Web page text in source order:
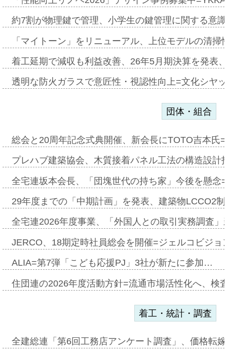
約7割が物理鍵で管理、小学生の鍵管理に関する意
「マイトーン」をリニューアル、上位モデルの清
着工延期で減収も利益改善、26年5月期決算を発表
透明な防火ガラスで意匠性・視認性向上=文化シヤ
団体・組合
総会と20周年記念式典開催、新会長にTOTO吉本氏
プレハブ建築協会、木質接着パネル工法の構造設
全宅連坂本会長、「団塊世代の持ち家」今後を懸
29年度までの「中期計画」を発表、建築物LCCO2
全宅連2026年度事業、「外国人との取引実務調査
JERCO、18期定時社員総会を開催=ジェルコビジ
ALIA=第7弾「こども応援PJ」3社が新たに参加…
住団連の2026年度活動方針=流通市場活性化へ、検
着工・統計・調査
全建総連「第6回工務店アンケート調査」、価格転